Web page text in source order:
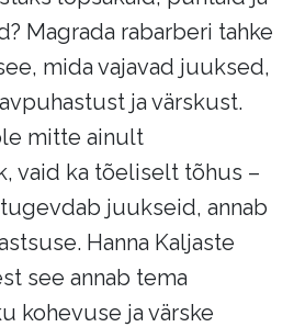
Magrada rabarberi tahke
mida vajavad juuksed,
ja värskust.
mitte ainult
vaid ka tõeliselt tõhus –
juukseid, annab
Hanna Kaljaste
see annab tema
kohevuse ja värske